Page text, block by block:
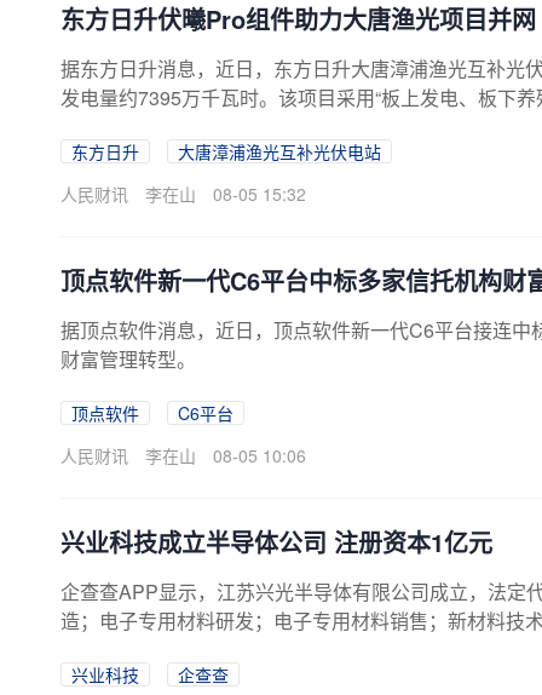
东方日升伏曦Pro组件助力大唐渔光项目并网
据东方日升消息，近日，东方日升大唐漳浦渔光互补光
发电量约7395万千瓦时。该项目采用“板上发电、板下
东方日升
大唐漳浦渔光互补光伏电站
人民财讯
李在山 08-05 15:32
顶点软件新一代C6平台中标多家信托机构财
据顶点软件消息，近日，顶点软件新一代C6平台接连
财富管理转型。
顶点软件
C6平台
人民财讯
李在山 08-05 10:06
兴业科技成立半导体公司 注册资本1亿元
企查查APP显示，江苏兴光半导体有限公司成立，法定
造；电子专用材料研发；电子专用材料销售；新材料技
兴业科技
企查查